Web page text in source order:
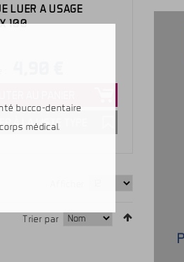
LUER A USAGE
100
À LA LISTE TYPE
Trier par
bucco-dentaire
médical.